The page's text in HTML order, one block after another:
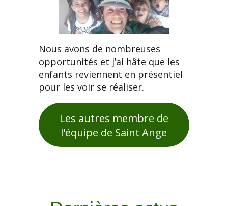
Nous avons de nombreuses
opportunités et j’ai hâte que les
enfants reviennent en présentiel
pour les voir se réaliser.
Les autres membre de
l'équipe de Saint Ange